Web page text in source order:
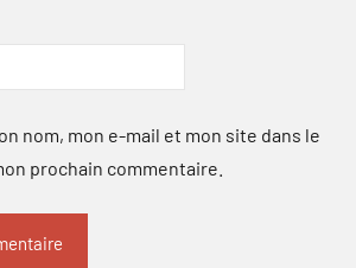
nom, mon e-mail et mon site dans le
prochain commentaire.